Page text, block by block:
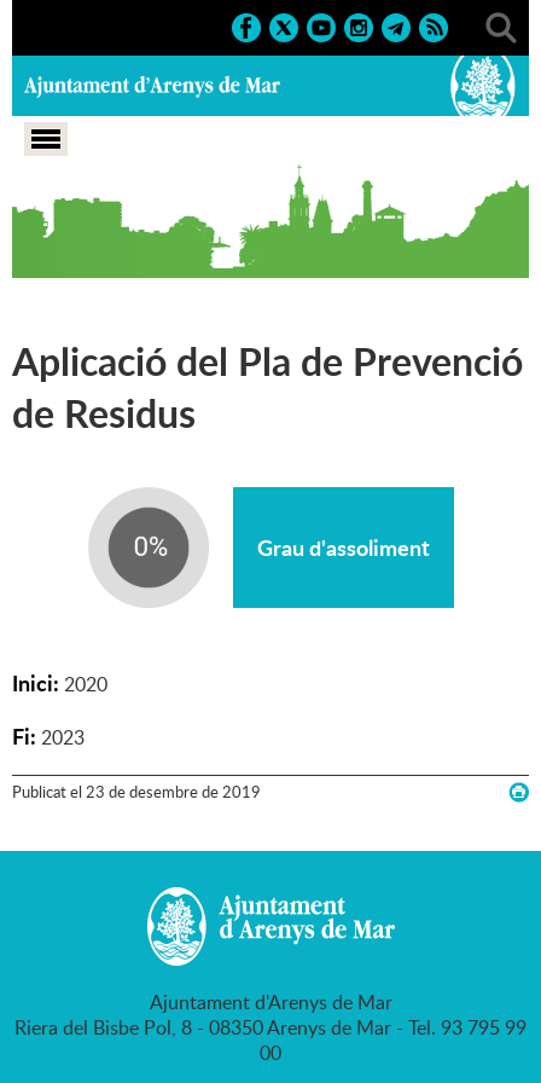
Portada Pla d'actuació municipal 2019-2023 > Eix 2:
Territori i Medi ambient
Medi ambient
Aplicació del Pla de Prevenció
de Residus
Grau d'assoliment
Inici: 2020
Fi: 2023
Publicatel 23 dedesembrede2019
Ajuntament d'Arenys de Mar
Riera del Bisbe Pol, 8 - 08350 Arenys de Mar - Tel. 93 795 99
00